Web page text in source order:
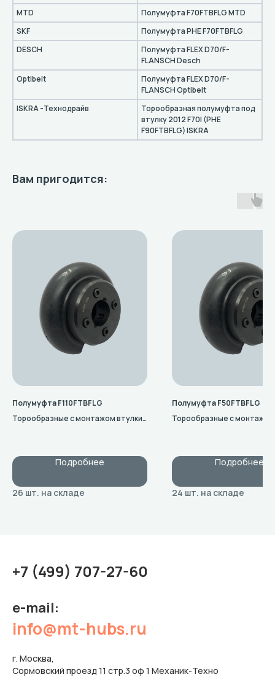
MTD
Полумуфта F70FTBFLG MTD
SKF
Полумуфта PHE F70FTBFLG
DESCH
Полумуфта FLEX D70/F-
FLANSCH Desch
Optibelt
Полумуфта FLEX D70/F-
FLANSCH Optibelt
ISKRA -Технодрайв
Торообразная полумуфта под
втулку 2012 F70I (PHE
F90FTBFLG) ISKRA
Вам пригодится:
Полумуфта F110FTBFLG
Торообразные с монтажом втулки
Подробнее
Полумуфта F50FTBFLG
Торообразные с монтажом
Подробнее
+7 (499) 707-27-60
e-mail:
info@mt-hubs.ru
г. Москва,
Сормовский проезд 11 стр.3 оф 1 Механик-Техно